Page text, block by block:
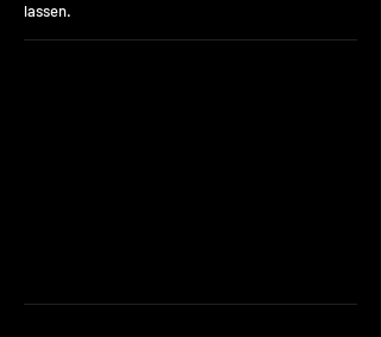
lassen.